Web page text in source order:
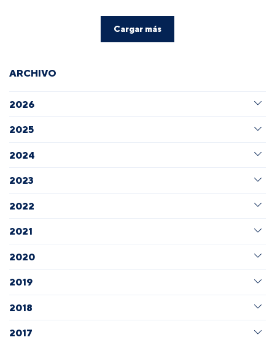
Cargar más
ARCHIVO
2026
2025
2024
2023
2022
2021
2020
2019
2018
2017